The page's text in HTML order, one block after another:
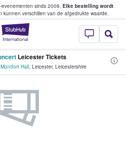
sinds 2009. Elke bestelling wordt
kunnen verschillen van de afgedrukte waarde.
StubHub: waar
verkopen
Leicester Tickets
Hall, Leicester, Leicestershire